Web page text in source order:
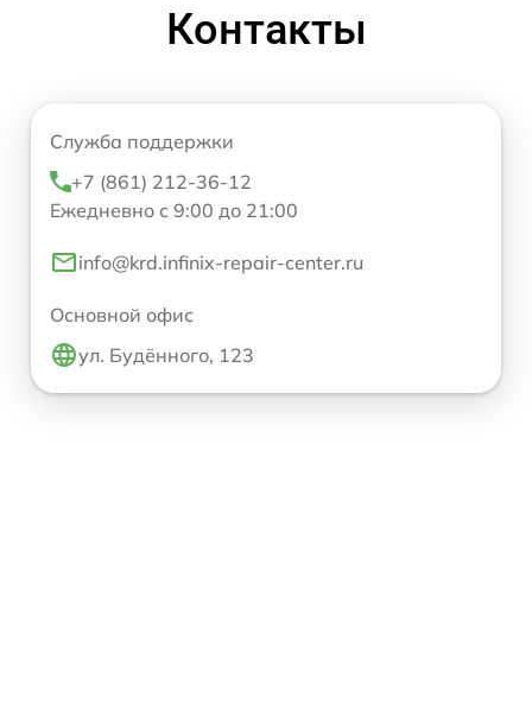
Контакты
Служба поддержки
+7 (861) 212-36-12
Ежедневно с 9:00 до 21:00
info@krd.infinix-repair-center.ru
Основной офис
ул. Будённого, 123